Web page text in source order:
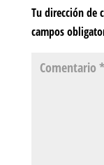
Tu dirección de
campos